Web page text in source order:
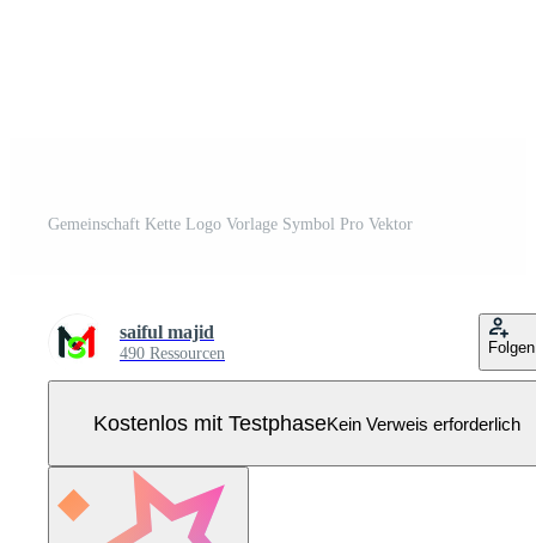
Gemeinschaft Kette Logo Vorlage Symbol Pro Vektor
saiful majid
490 Ressourcen Folgen
Kostenlos mit TestphaseKein Verweis erforderlich